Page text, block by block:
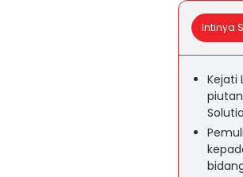
Intinya
Kejati